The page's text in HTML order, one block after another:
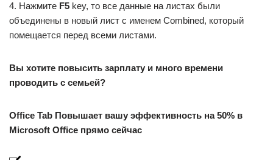
4. Нажмите F5 key, то все данные на листах были
объединены в новый лист с именем Combined, который
помещается перед всеми листами.
Вы хотите повысить зарплату и много времени
проводить с семьей?
Office Tab Повышает вашу эффективность на 50% в
Microsoft Office прямо сейчас